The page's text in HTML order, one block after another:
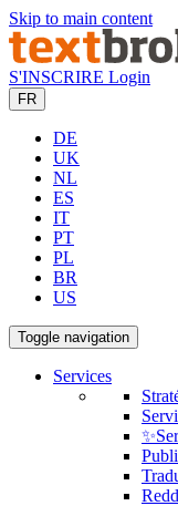
Skip to main content
S'INSCRIRE Login
FR
DE
UK
NL
ES
IT
PT
PL
BR
US
Toggle navigation
Services